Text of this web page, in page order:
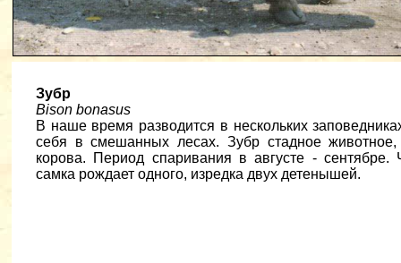
Зубр
Bison bonasus
В наше время разводится в нескольких
себя в смешанных лесах. Зубр стадное
корова. Период спаривания в августе - сентябре.
самка рождает одного, изредка двух детенышей.